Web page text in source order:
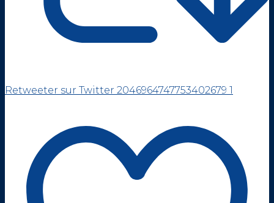
Retweeter sur Twitter 2046964747753402679 1